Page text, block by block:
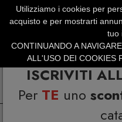
ISCRIVITI
Per TE uno
SERVIZIO
SUMMER
Utilizziamo i cookies per
acquisto e per mostrarti
tuo
CONTINUANDO A
ALL'USO DEI COOKIES